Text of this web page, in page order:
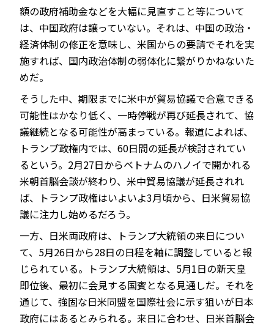
額の政府補助金などを大幅に見直すこと等について
は、中国政府は譲っていない。それは、中国の政治・
経済体制の修正を意味し、米国からの要請でそれを実
施すれば、国内政治体制の弱体化に繋がりかねないた
めだ。
そうした中、期限までに米中が貿易協議で合意できる
可能性はかなり低く、一時停戦が再び延長されて、協
議継続となる可能性が高まっている。報道によれば、
トランプ政権内では、60日間の延長が検討されてい
るという。2月27日からベトナムのハノイで開かれる
米朝首脳会談が終わり、米中貿易協議が延長されれ
ば、トランプ政権はいよいよ3月頃から、日米貿易協
議に注力し始めるだろう。
一方、日米両政府は、トランプ大統領の来日につい
て、5月26日から28日の日程を軸に調整していると報
じられている。トランプ大統領は、5月1日の新天皇
即位後、最初に会見する国賓となる見通しだ。それを
通じて、強固な日米同盟を国際社会に示す狙いが日本
政府にはあるとみられる。来日に合わせ、日米首脳会